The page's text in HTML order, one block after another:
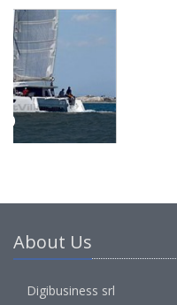
Meta Jpb
About Us
Digibusiness srl